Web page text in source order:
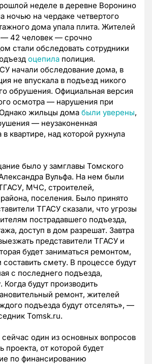
неделе в деревне Воронино
ночью на чердаке четвертого
дома упала плита. Жителей
— 42 человек — срочно
стали обследовать сотрудники
оцепила полиция.
начали обследование дома, в
не впускала в подъезд никого
обрушения. Официальная версия
осмотра — нарушения при
жильцы дома были уверены,
— неузаконенная
квартире, над которой рухнула
было у замглавы Томского
Вульфа. На нем были
МЧС, строителей,
поселения. Было принято
ТГАСУ сказали, что угрозы
пострадавшего подъезда,
доступ в дом разрешат. Завтра
представители ТГАСУ и
будет заниматься ремонтом,
составить смету. В процессе будут
с последнего подъезда,
будут производить
ремонт, жителей
подъезда будут отселять», —
Tomsk.ru.
один из основных вопросов
от которой будет
по финансированию